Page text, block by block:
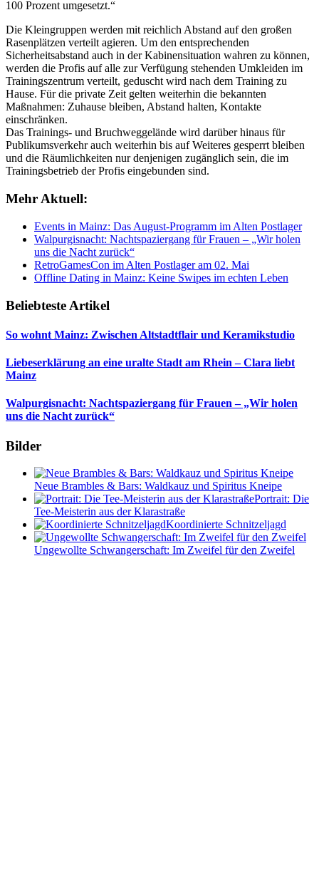
100 Prozent umgesetzt.“
Die Kleingruppen werden mit reichlich Abstand auf den großen
Rasenplätzen verteilt agieren. Um den entsprechenden
Sicherheitsabstand auch in der Kabinensituation wahren zu können,
werden die Profis auf alle zur Verfügung stehenden Umkleiden im
Trainingszentrum verteilt, geduscht wird nach dem Training zu
Hause. Für die private Zeit gelten weiterhin die bekannten
Maßnahmen: Zuhause bleiben, Abstand halten, Kontakte
einschränken.
Das Trainings- und Bruchweggelände wird darüber hinaus für
Publikumsverkehr auch weiterhin bis auf Weiteres gesperrt bleiben
und die Räumlichkeiten nur denjenigen zugänglich sein, die im
Trainingsbetrieb der Profis eingebunden sind.
Mehr Aktuell:
Events in Mainz: Das August-Programm im Alten Postlager
Walpurgisnacht: Nachtspaziergang für Frauen – „Wir holen
uns die Nacht zurück“
RetroGamesCon im Alten Postlager am 02. Mai
Offline Dating in Mainz: Keine Swipes im echten Leben
Beliebteste Artikel
So wohnt Mainz: Zwischen Altstadtflair und Keramikstudio
Liebeserklärung an eine uralte Stadt am Rhein – Clara liebt
Mainz
Walpurgisnacht: Nachtspaziergang für Frauen – „Wir holen
uns die Nacht zurück“
Bilder
Neue Brambles & Bars: Waldkauz und Spiritus Kneipe
Portrait: Die
Tee-Meisterin aus der Klarastraße
Koordinierte Schnitzeljagd
Ungewollte Schwangerschaft: Im Zweifel für den Zweifel